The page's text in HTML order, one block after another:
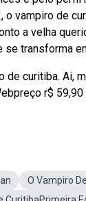
o vampiro de
a velha
se transforma
de curitiba. Ai,
r$
O Vampiro